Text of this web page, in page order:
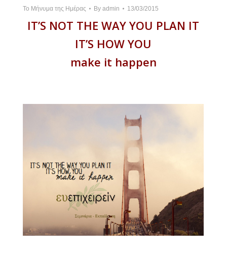
Το Μήνυμα της Ημέρας By admin 13/03/2015
IT’S NOT THE WAY YOU PLAN IT
IT’S HOW YOU
make it happen